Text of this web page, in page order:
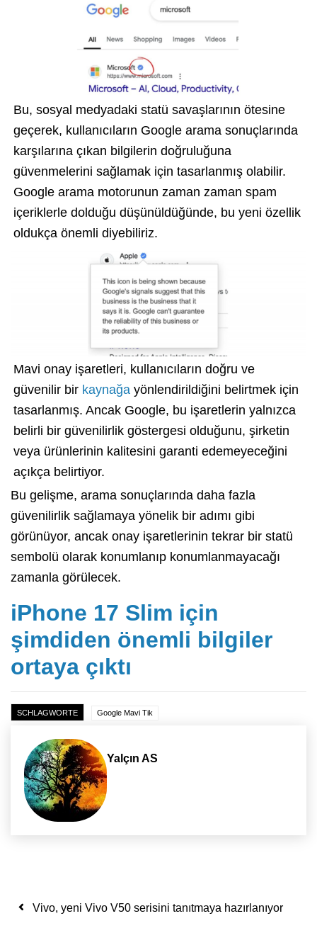
Bu, sosyal medyadaki statü savaşlarının ötesine
geçerek, kullanıcıların Google arama sonuçlarında
karşılarına çıkan bilgilerin doğruluğuna
güvenmelerini sağlamak için tasarlanmış olabilir.
Google arama motorunun zaman zaman spam
içeriklerle dolduğu düşünüldüğünde, bu yeni özellik
oldukça önemli diyebiliriz.
Mavi onay işaretleri, kullanıcıların doğru ve
güvenilir bir kaynağa yönlendirildiğini belirtmek için
tasarlanmış. Ancak Google, bu işaretlerin yalnızca
belirli bir güvenilirlik göstergesi olduğunu, şirketin
veya ürünlerinin kalitesini garanti edemeyeceğini
açıkça belirtiyor.
Bu gelişme, arama sonuçlarında daha fazla
güvenilirlik sağlamaya yönelik bir adımı gibi
görünüyor, ancak onay işaretlerinin tekrar bir statü
sembolü olarak konumlanıp konumlanmayacağı
zamanla görülecek.
iPhone 17 Slim için
şimdiden önemli bilgiler
ortaya çıktı
SCHLAGWORTE Google Mavi Tik
Yalçın AS
Yazı dolaşımı
Vivo, yeni Vivo V50 serisini tanıtmaya hazırlanıyor